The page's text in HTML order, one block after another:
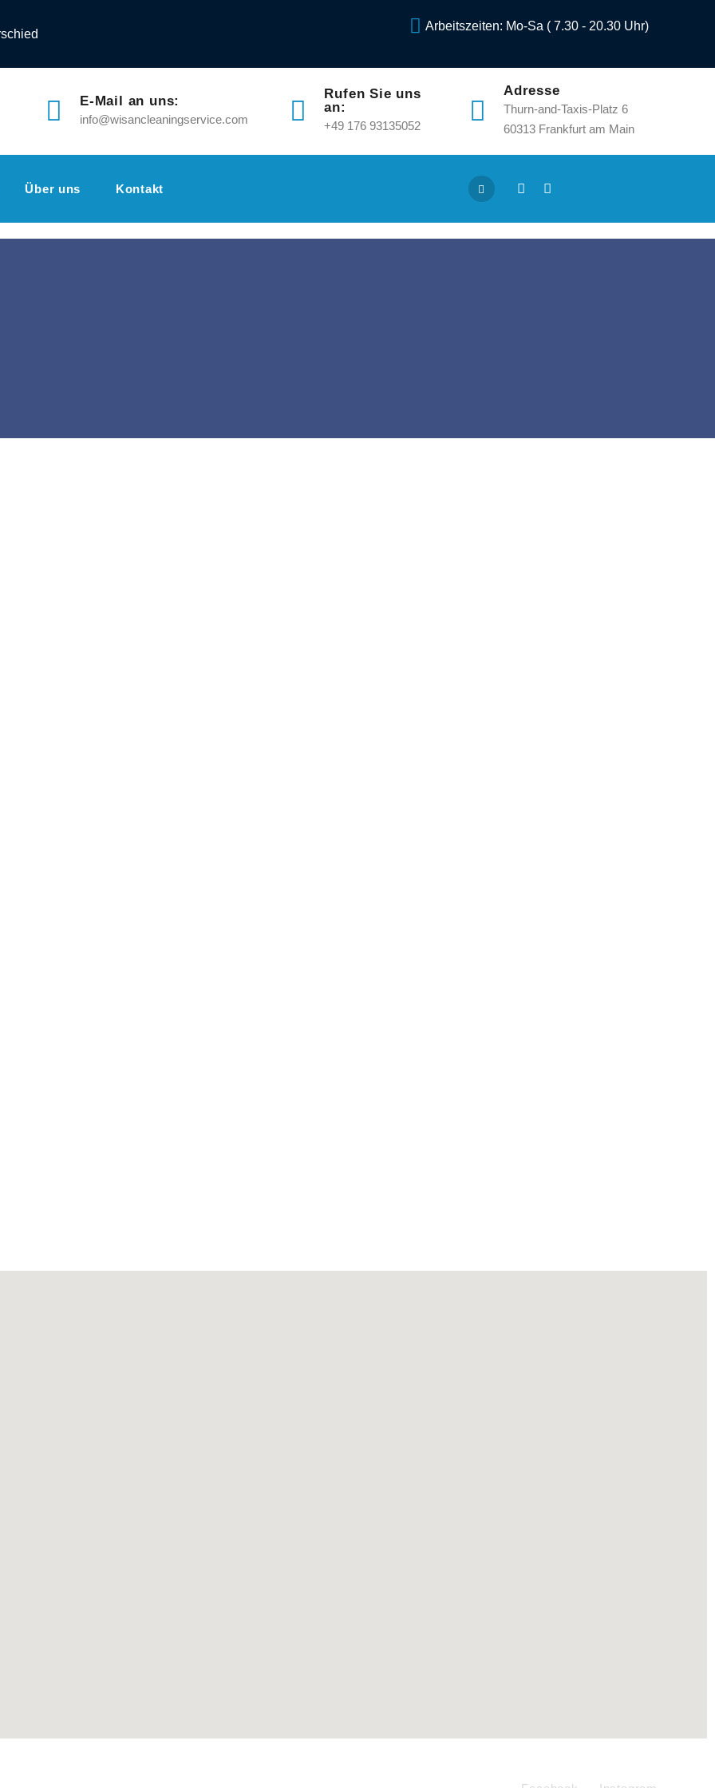
Arbeitszeiten: Mo-Sa ( 7.30 - 20.30 Uhr)
E-Mail an uns:
info@wisancleaningservice.com
Rufen Sie uns
an:
+49 176 93135052
Adresse
Thurn-and-Taxis-Platz 6
60313 Frankfurt am Main
Über uns Kontakt